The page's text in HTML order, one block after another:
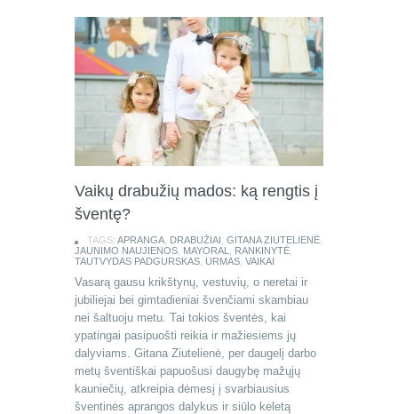
Vaikų drabužių mados: ką rengtis į
šventę?
TAGS: APRANGA DRABUŽIAI GITANA ZIUTELIENĖ
JAUNIMO NAUJIENOS MAYORAL RANKINYTĖ
TAUTVYDAS PADGURSKAS URMAS VAIKAI
Vasarą gausu krikštynų, vestuvių, o neretai ir
jubiliejai bei gimtadieniai švenčiami skambiau
nei šaltuoju metu. Tai tokios šventės, kai
ypatingai pasipuošti reikia ir mažiesiems jų
dalyviams. Gitana Ziutelienė, per daugelį darbo
metų šventiškai papuošusi daugybę mažųjų
kauniečių, atkreipia dėmesį į svarbiausius
šventinės aprangos dalykus ir siūlo keletą